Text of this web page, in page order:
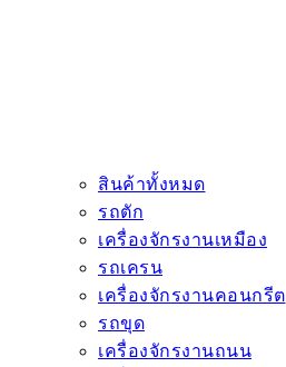
สินค้าทั้งหมด
รถตัก
เครื่องจักรงานเหมือง
รถเครน
เครื่องจักรงานคอนกรีต
รถขุด
เครื่องจักรงานถนน